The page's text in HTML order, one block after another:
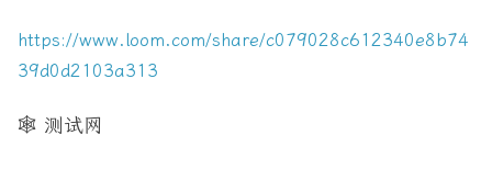
https://www.loom.com/share/c079028c612340e8b74
39d0d2103a313
🕸️ 测试网